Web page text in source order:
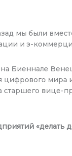
мы были
и э-
Биеннале
цифрового мира
старшего вице-
«делать